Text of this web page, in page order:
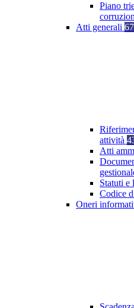
Piano
Atti generali 67
attività
Atti
Statuti e
Codice
Oneri